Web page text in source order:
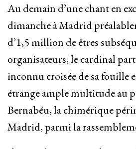
Au demain d’une chant en
dimanche à Madrid
d’1,5 million de êtres
organisateurs, le cardinal
inconnu croisée de sa fouille
étrange ample multitude au
Bernabéu, la chimérique
Madrid, parmi la